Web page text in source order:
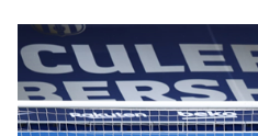
Odysseas Vlachodimos:
temporada pasada”
El Sevilla FC empieza a
fichajes